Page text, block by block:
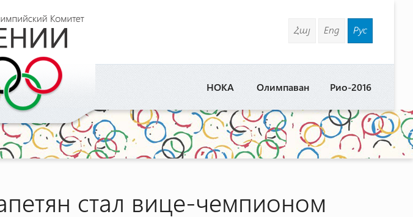
Հայ Eng Рус
Рио-2016
Олимпаван
НОКА
стал вице-чемпионом